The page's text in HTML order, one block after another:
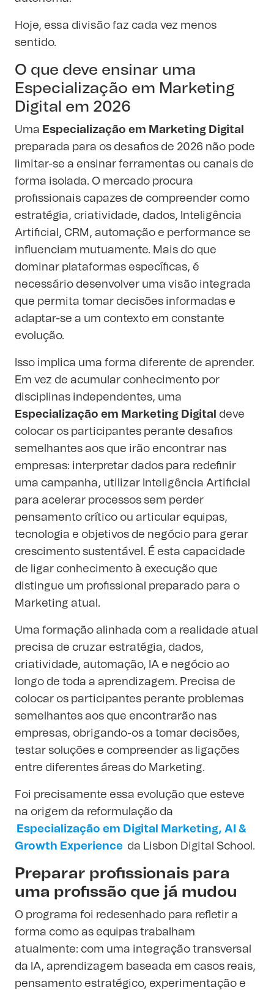
Hoje, essa divisão faz cada vez menos
sentido.
O que deve ensinar uma
Especialização em Marketing
Digital em 2026
Uma Especialização em Marketing Digital
preparada para os desafios de 2026 não pode
limitar-se a ensinar ferramentas ou canais de
forma isolada. O mercado procura
profissionais capazes de compreender como
estratégia, criatividade, dados, Inteligência
Artificial, CRM, automação e performance se
influenciam mutuamente. Mais do que
dominar plataformas específicas, é
necessário desenvolver uma visão integrada
que permita tomar decisões informadas e
adaptar-se a um contexto em constante
evolução.
Isso implica uma forma diferente de aprender.
Em vez de acumular conhecimento por
disciplinas independentes, uma
Especialização em Marketing Digital
deve
colocar os participantes perante desafios
semelhantes aos que irão encontrar nas
empresas: interpretar dados para redefinir
uma campanha, utilizar Inteligência Artificial
para acelerar processos sem perder
pensamento crítico ou articular equipas,
tecnologia e objetivos de negócio para gerar
crescimento sustentável. É esta capacidade
de ligar conhecimento à execução que
distingue um profissional preparado para o
Marketing atual.
Uma formação alinhada com a realidade atual
precisa de cruzar estratégia, dados,
criatividade, automação, IA e negócio ao
longo de toda a aprendizagem. Precisa de
colocar os participantes perante problemas
semelhantes aos que encontrarão nas
empresas, obrigando-os a tomar decisões,
testar soluções e compreender as ligações
entre diferentes áreas do Marketing.
Foi precisamente essa evolução que esteve
na origem da reformulação da
Especialização em Digital Marketing, AI &
Growth Experience da Lisbon Digital School.
Preparar profissionais para
uma profissão que já mudou
O programa foi redesenhado para refletir a
forma como as equipas trabalham
atualmente: com uma integração transversal
da IA, aprendizagem baseada em casos reais,
pensamento estratégico, experimentação e